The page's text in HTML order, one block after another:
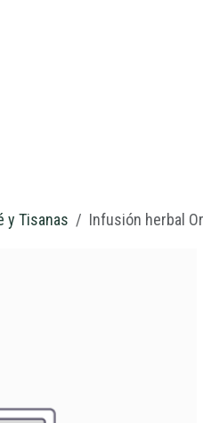
y Tisanas Infusión herbal